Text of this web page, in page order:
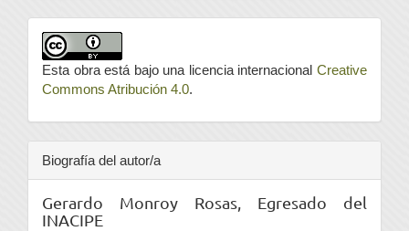
Esta obra está bajo una licencia internacional Creative
Commons Atribución 4.0.
Biografía del autor/a
Gerardo Monroy Rosas, Egresado del
INACIPE